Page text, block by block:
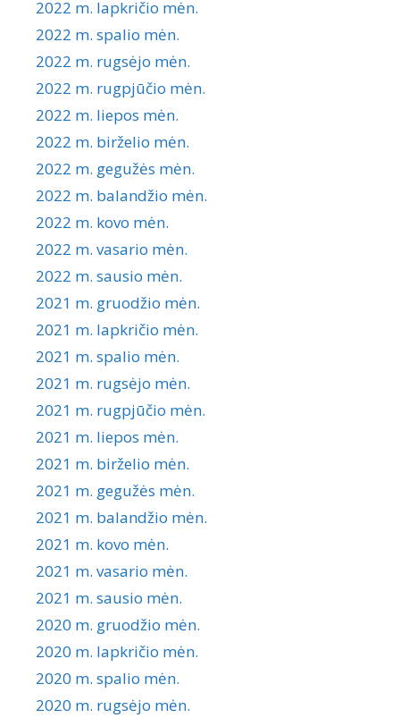
2022 m. lapkričio mėn.
2022 m. spalio mėn.
2022 m. rugsėjo mėn.
2022 m. rugpjūčio mėn.
2022 m. liepos mėn.
2022 m. birželio mėn.
2022 m. gegužės mėn.
2022 m. balandžio mėn.
2022 m. kovo mėn.
2022 m. vasario mėn.
2022 m. sausio mėn.
2021 m. gruodžio mėn.
2021 m. lapkričio mėn.
2021 m. spalio mėn.
2021 m. rugsėjo mėn.
2021 m. rugpjūčio mėn.
2021 m. liepos mėn.
2021 m. birželio mėn.
2021 m. gegužės mėn.
2021 m. balandžio mėn.
2021 m. kovo mėn.
2021 m. vasario mėn.
2021 m. sausio mėn.
2020 m. gruodžio mėn.
2020 m. lapkričio mėn.
2020 m. spalio mėn.
2020 m. rugsėjo mėn.